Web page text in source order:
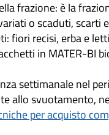
frazione: è la
o scaduti, scarti
fiori recisi, erba e
in MATER-BI
settimanale nel
allo svuotamento,
per acquisto